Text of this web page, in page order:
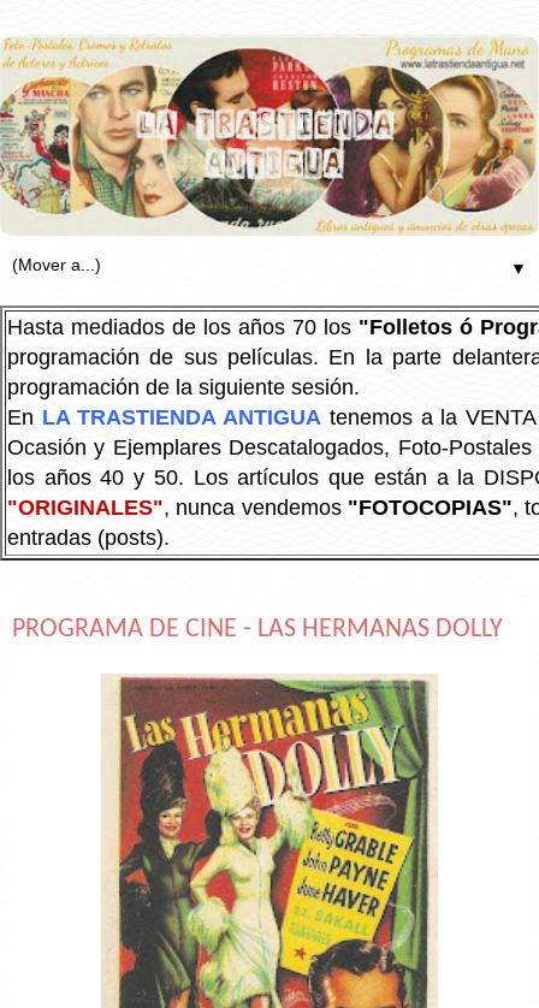
▼
Hasta mediados de los años 70 los "Folletos ó
programación de sus películas. En la parte
programación de la siguiente sesión.
En LA TRASTIENDA ANTIGUA tenemos a la
Ocasión y Ejemplares Descatalogados, Foto-
los años 40 y 50. Los artículos que están a la
"ORIGINALES", nunca vendemos "FOTOCOPIAS",
entradas (posts).
PROGRAMA DE CINE - LAS HERMANAS DOLLY